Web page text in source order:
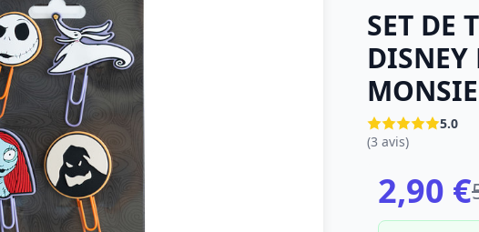
SET DE
DISNEY
5.0
(3 avis)
2,90 €